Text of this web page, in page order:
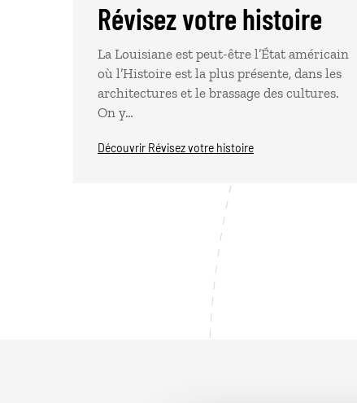
Révisez votre histoire
La Louisiane est peut-être l’État américain
où l’Histoire est la plus présente, dans les
architectures et le brassage des cultures.
On y…
Découvrir Révisez votre histoire